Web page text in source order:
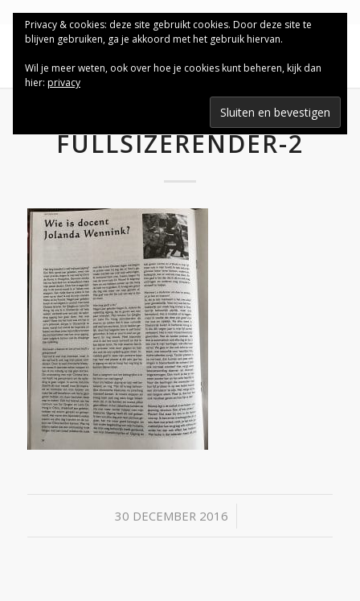
FULLSIZERENDER-2
30 DECEMBER 2016
/
Privacy & cookies: deze site gebruikt cookies. Door deze site te
blijven gebruiken, ga je akkoord met het gebruik hiervan.
Wil je meer weten, ook over hoe je cookies kunt beheren, kijk dan
hier: privacy